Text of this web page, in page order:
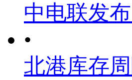
中电联发
•
北港库存